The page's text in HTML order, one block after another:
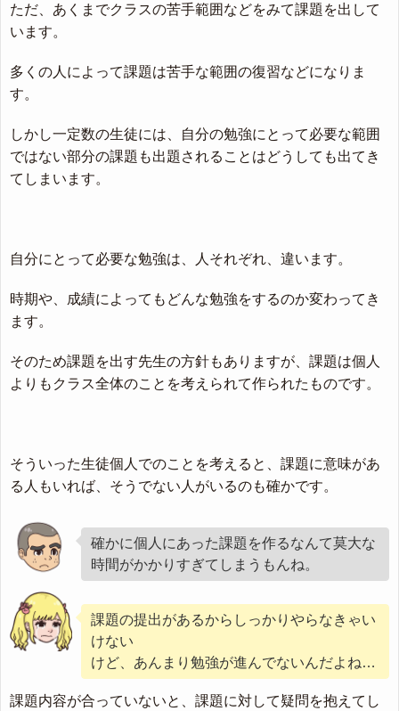
ただ、あくまでクラスの苦手範囲などをみて課題を出して
います。
多くの人によって課題は苦手な範囲の復習などになりま
す。
しかし一定数の生徒には、自分の勉強にとって必要な範囲
ではない部分の課題も出題されることはどうしても出てき
てしまいます。
自分にとって必要な勉強は、人それぞれ、違います。
時期や、成績によってもどんな勉強をするのか変わってき
ます。
そのため課題を出す先生の方針もありますが、課題は個人
よりもクラス全体のことを考えられて作られたものです。
そういった生徒個人でのことを考えると、課題に意味があ
る人もいれば、そうでない人がいるのも確かです。
確かに個人にあった課題を作るなんて莫大な
時間がかかりすぎてしまうもんね。
課題の提出があるからしっかりやらなきゃい
けない
けど、あんまり勉強が進んでないんだよね…
課題内容が合っていないと、課題に対して疑問を抱えてし